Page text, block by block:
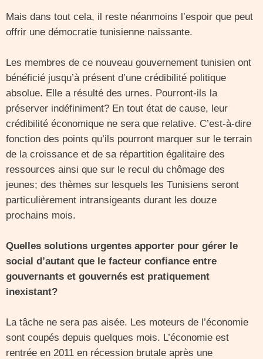
Mais dans tout cela, il reste néanmoins l’espoir que peut
offrir une démocratie tunisienne naissante.
Les membres de ce nouveau gouvernement tunisien ont
bénéficié jusqu’à présent d’une crédibilité politique
absolue. Elle a résulté des urnes. Pourront-ils la
préserver indéfiniment? En tout état de cause, leur
crédibilité économique ne sera que relative. C’est-à-dire
fonction des points qu’ils pourront marquer sur le terrain
de la croissance et de sa répartition égalitaire des
ressources ainsi que sur le recul du chômage des
jeunes; des thèmes sur lesquels les Tunisiens seront
particulièrement intransigeants durant les douze
prochains mois.
Quelles solutions urgentes apporter pour gérer le
social d’autant que le facteur confiance entre
gouvernants et gouvernés est pratiquement
inexistant?
La tâche ne sera pas aisée. Les moteurs de l’économie
sont coupés depuis quelques mois. L’économie est
rentrée en 2011 en récession brutale après une